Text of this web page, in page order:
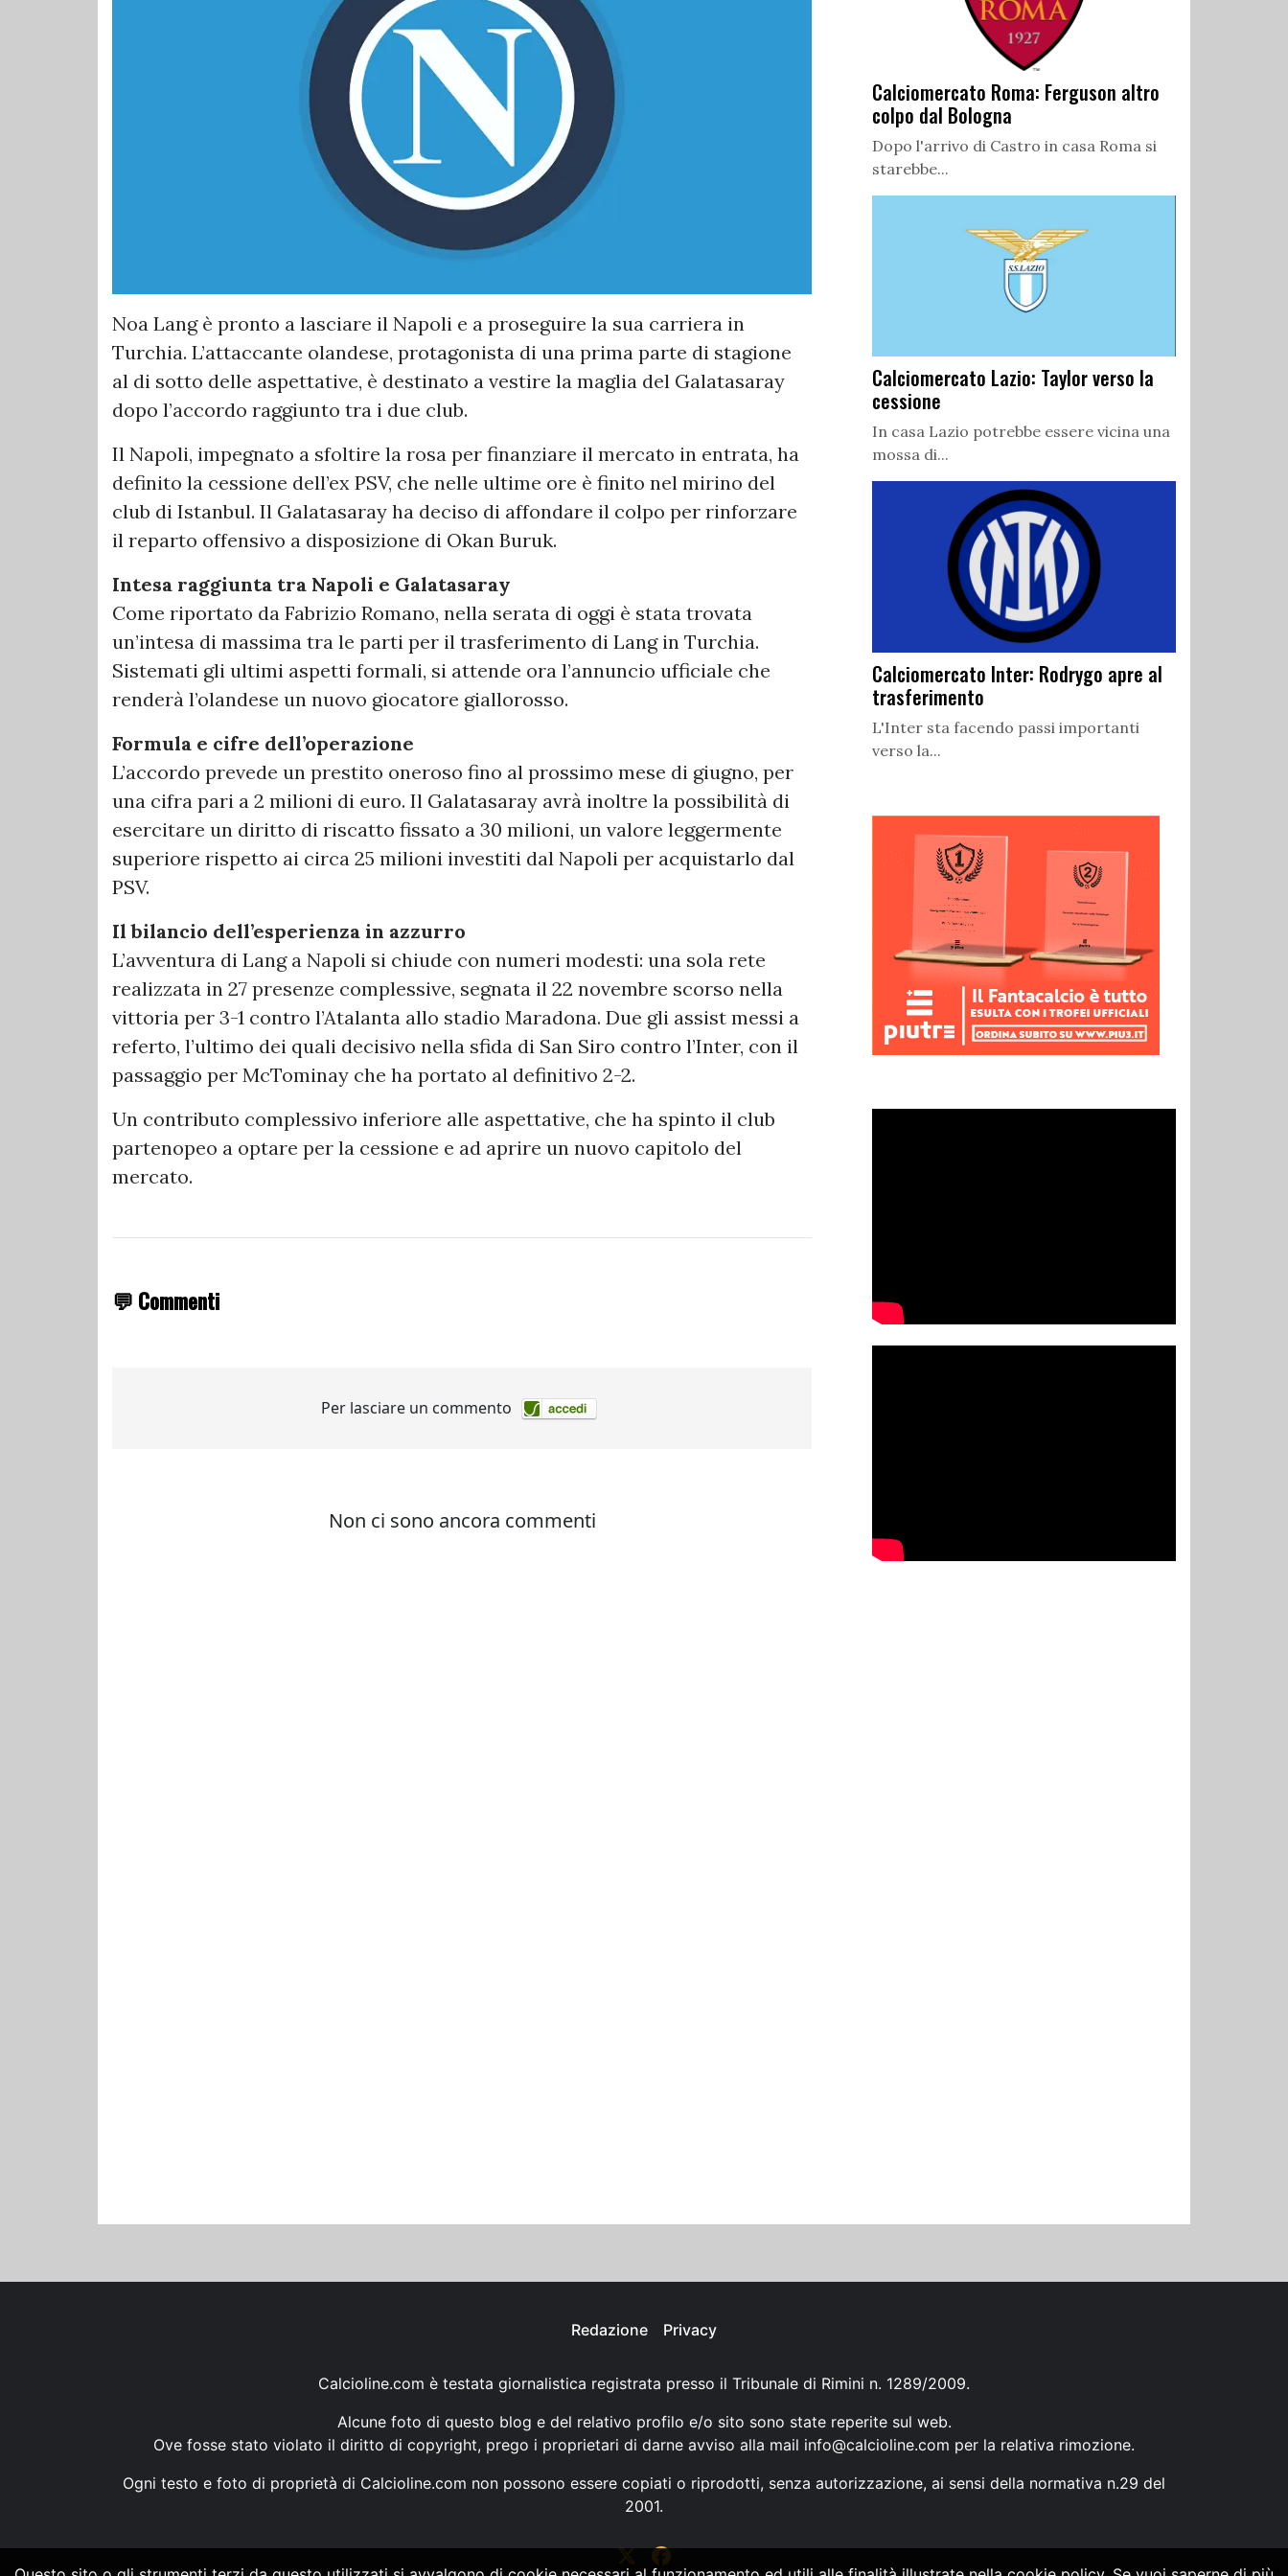
Noa Lang è pronto a lasciare il Napoli e a proseguire la sua carriera in
Turchia. L’attaccante olandese, protagonista di una prima parte di stagione
al di sotto delle aspettative, è destinato a vestire la maglia del Galatasaray
dopo l’accordo raggiunto tra i due club.
Il Napoli, impegnato a sfoltire la rosa per finanziare il mercato in entrata, ha
definito la cessione dell’ex PSV, che nelle ultime ore è finito nel mirino del
club di Istanbul. Il Galatasaray ha deciso di affondare il colpo per rinforzare
il reparto offensivo a disposizione di Okan Buruk.
Intesa raggiunta tra Napoli e Galatasaray
Come riportato da Fabrizio Romano, nella serata di oggi è stata trovata
un’intesa di massima tra le parti per il trasferimento di Lang in Turchia.
Sistemati gli ultimi aspetti formali, si attende ora l’annuncio ufficiale che
renderà l’olandese un nuovo giocatore giallorosso.
Formula e cifre dell’operazione
L’accordo prevede un prestito oneroso fino al prossimo mese di giugno, per
una cifra pari a 2 milioni di euro. Il Galatasaray avrà inoltre la possibilità di
esercitare un diritto di riscatto fissato a 30 milioni, un valore leggermente
superiore rispetto ai circa 25 milioni investiti dal Napoli per acquistarlo dal
PSV.
Il bilancio dell’esperienza in azzurro
L’avventura di Lang a Napoli si chiude con numeri modesti: una sola rete
realizzata in 27 presenze complessive, segnata il 22 novembre scorso nella
vittoria per 3-1 contro l’Atalanta allo stadio Maradona. Due gli assist messi a
referto, l’ultimo dei quali decisivo nella sfida di San Siro contro l’Inter, con il
passaggio per McTominay che ha portato al definitivo 2-2.
Un contributo complessivo inferiore alle aspettative, che ha spinto il club
partenopeo a optare per la cessione e ad aprire un nuovo capitolo del
mercato.
💬 Commenti
Calciomercato Roma: Ferguson altro
colpo dal Bologna
Dopo l'arrivo di Castro in casa Roma si
starebbe...
Calciomercato Lazio: Taylor verso la
cessione
In casa Lazio potrebbe essere vicina una
mossa di...
Calciomercato Inter: Rodrygo apre al
trasferimento
L'Inter sta facendo passi importanti
verso la...
Redazione Privacy
Calcioline.com è testata giornalistica registrata presso il Tribunale di Rimini n. 1289/2009.
Alcune foto di questo blog e del relativo profilo e/o sito sono state reperite sul web.
Ove fosse stato violato il diritto di copyright, prego i proprietari di darne avviso alla mail info@calcioline.com per la relativa rimozione.
Ogni testo e foto di proprietà di Calcioline.com non possono essere copiati o riprodotti, senza autorizzazione, ai sensi della normativa n.29 del
2001.